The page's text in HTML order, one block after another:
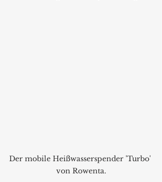
Der mobile Heißwasserspender 'Turbo'
von Rowenta.